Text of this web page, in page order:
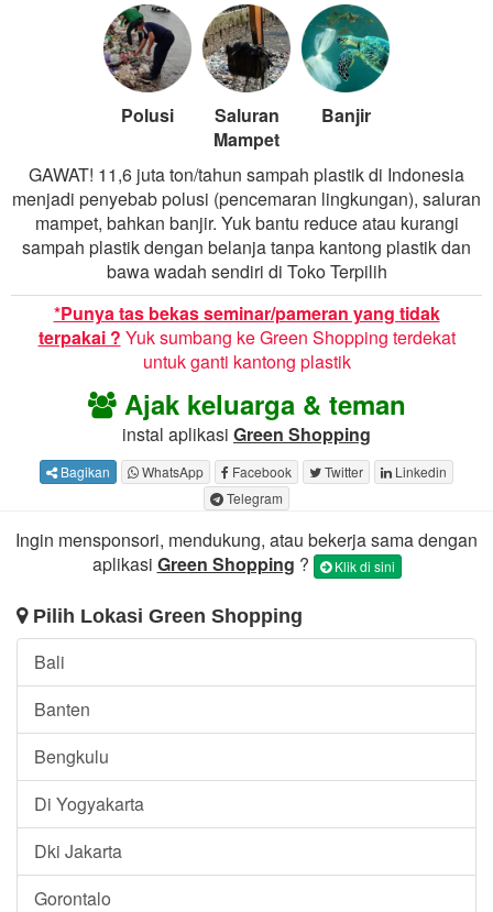
Polusi
Saluran
Mampet
Banjir
GAWAT! 11,6 juta ton/tahun sampah plastik di Indonesia
menjadi penyebab polusi (pencemaran lingkungan), saluran
mampet, bahkan banjir. Yuk bantu reduce atau kurangi
sampah plastik dengan belanja tanpa kantong plastik dan
bawa wadah sendiri di Toko Terpilih
*Punya tas bekas seminar/pameran yang tidak
terpakai ? Yuk sumbang ke Green Shopping terdekat
untuk ganti kantong plastik
Ajak keluarga & teman
instal aplikasi Green Shopping
Bagikan WhatsApp Facebook Twitter
Linkedin
Telegram
Ingin mensponsori, mendukung, atau bekerja sama dengan
aplikasi Green Shopping ? Klik di sini
Pilih Lokasi Green Shopping
Bali
Banten
Bengkulu
Di Yogyakarta
Dki Jakarta
Gorontalo